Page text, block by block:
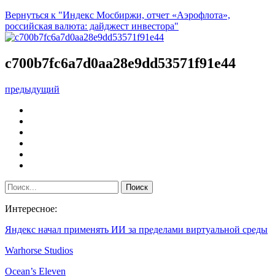
Вернуться к "Индекс Мосбиржи, отчет «Аэрофлота»,
российская валюта: дайджест инвестора"
c700b7fc6a7d0aa28e9dd53571f91e44
предыдущий
Интересное:
Яндекс начал применять ИИ за пределами виртуальной среды
Warhorse Studios
Ocean’s Eleven